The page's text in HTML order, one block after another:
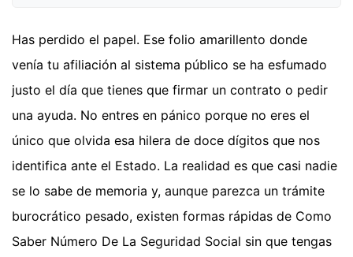
Has perdido el papel. Ese folio amarillento donde
venía tu afiliación al sistema público se ha esfumado
justo el día que tienes que firmar un contrato o pedir
una ayuda. No entres en pánico porque no eres el
único que olvida esa hilera de doce dígitos que nos
identifica ante el Estado. La realidad es que casi nadie
se lo sabe de memoria y, aunque parezca un trámite
burocrático pesado, existen formas rápidas de Como
Saber Número De La Seguridad Social sin que tengas